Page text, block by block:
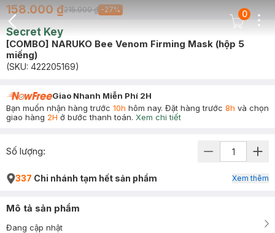
Back Icon
Cart Icon
0
158.000 ₫215.000 ₫ -27%
Secret Key
[COMBO] NARUKO Bee Venom Firming Mask (hộp 5
miếng)
(SKU: 422205169)
Giao Nhanh Miễn Phí 2H
Bạn muốn nhận hàng trước 10h hôm nay. Đặt hàng trước 8h và chọn
giao hàng 2H ở bước thanh toán. Xem chi tiết
Số lượng:
337 Chi nhánh tạm hết sản phẩm Xem thêm
Mô tả sản phẩm
Đang cập nhật